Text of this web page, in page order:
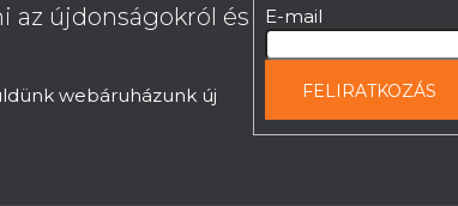
az újdonságokról és
webáruházunk új
E-mail
FELIRATKOZÁS